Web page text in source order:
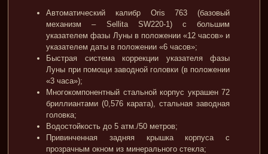
Автоматический калибр Oris 763 (базовый
механизм – Sellita SW220-1) с большим
указателем фазы Луны в положении «12 часов» и
указателем даты в положении «6 часов»;
Быстрая система коррекции указателя фазы
Луны при помощи заводной головки (в положении
«3 часа»);
Многокомпонентный стальной корпус украшен 72
бриллиантами (0,576 карата), стальная заводная
головка;
Водостойкость до 5 атм./50 метров;
Привинченная задняя крышка корпуса с
прозрачным окном из минерального стекла;